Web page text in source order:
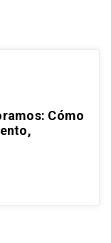
Cómo